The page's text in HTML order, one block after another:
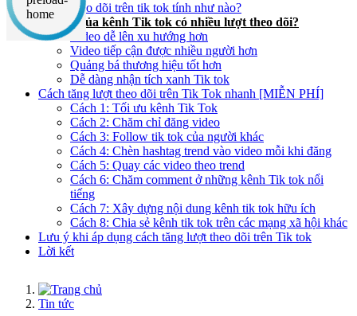
1 lượt theo dõi trên tik tok tính như nào?
Lợi ích của kênh Tik tok có nhiều lượt theo dõi?
Video dễ lên xu hướng hơn
Video tiếp cận được nhiều người hơn
Quảng bá thương hiệu tốt hơn
Dễ dàng nhận tích xanh Tik tok
Cách tăng lượt theo dõi trên Tik Tok nhanh [MIỄN PHÍ]
Cách 1: Tối ưu kênh Tik Tok
Cách 2: Chăm chỉ đăng video
Cách 3: Follow tik tok của người khác
Cách 4: Chèn hashtag trend vào video mỗi khi đăng
Cách 5: Quay các video theo trend
Cách 6: Chăm comment ở những kênh Tik tok nổi
tiếng
Cách 7: Xây dựng nội dung kênh tik tok hữu ích
Cách 8: Chia sẻ kênh tik tok trên các mạng xã hội khác
Lưu ý khi áp dụng cách tăng lượt theo dõi trên Tik tok
Lời kết
Tin tức